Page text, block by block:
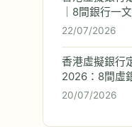
｜8間銀行一
22/07/2026
香港虛擬銀行
2026：8間虛
20/07/2026